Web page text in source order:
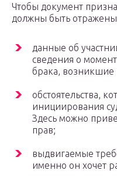
Чтобы документ
должны быть
данные об
сведения о
брака, возникшие
обстоятельства,
инициирования
Здесь можно
прав;
выдвигаемые
именно он хочет